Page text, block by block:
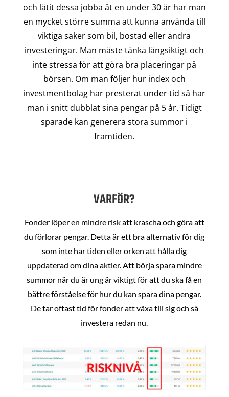
och låtit dessa jobba åt en under 30 år har man
en mycket större summa att kunna använda till
viktiga saker som bil, bostad eller andra
investeringar. Man måste tänka långsiktigt och
inte stressa för att göra bra placeringar på
börsen. Om man följer hur index och
investmentbolag har presterat under tid så har
man i snitt dubblat sina pengar på 5 år. Tidigt
sparade kan generera stora summor i
framtiden.
VARFÖR?
Fonder löper en mindre risk att krascha och göra att
du förlorar pengar. Detta är ett bra alternativ för dig
som inte har tiden eller orken att hålla dig
uppdaterad om dina aktier. Att börja spara mindre
summor när du är ung är viktigt för att du ska få en
bättre förståelse för hur du kan spara dina pengar.
De tar oftast tid för fonder att växa till sig och så
investera redan nu.